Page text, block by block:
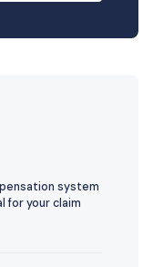
system
for your claim